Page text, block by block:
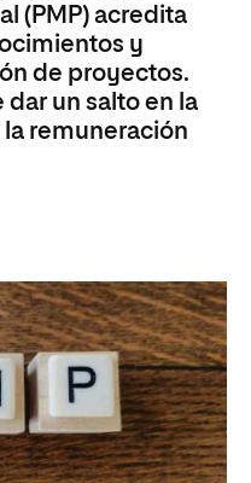
(PMP) acredita
y
de proyectos.
un salto en la
remuneración